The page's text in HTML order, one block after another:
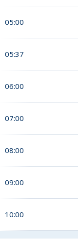
05:00
05:37
06:00
07:00
08:00
09:00
10:00